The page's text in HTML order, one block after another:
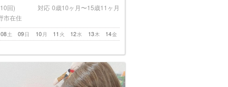
回) 対応 0歳10ヶ月〜15歳11ヶ月
市在住
土
08 日
09 月
10 火
11 水
12 木
13 金
14